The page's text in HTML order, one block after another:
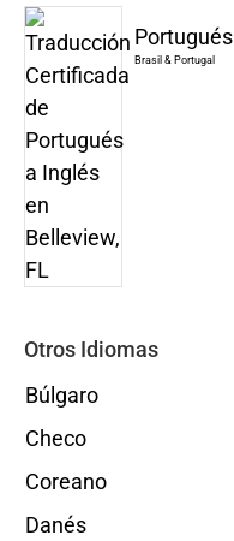
Portugués
Brasil & Portugal
Otros Idiomas
Búlgaro
Checo
Coreano
Danés